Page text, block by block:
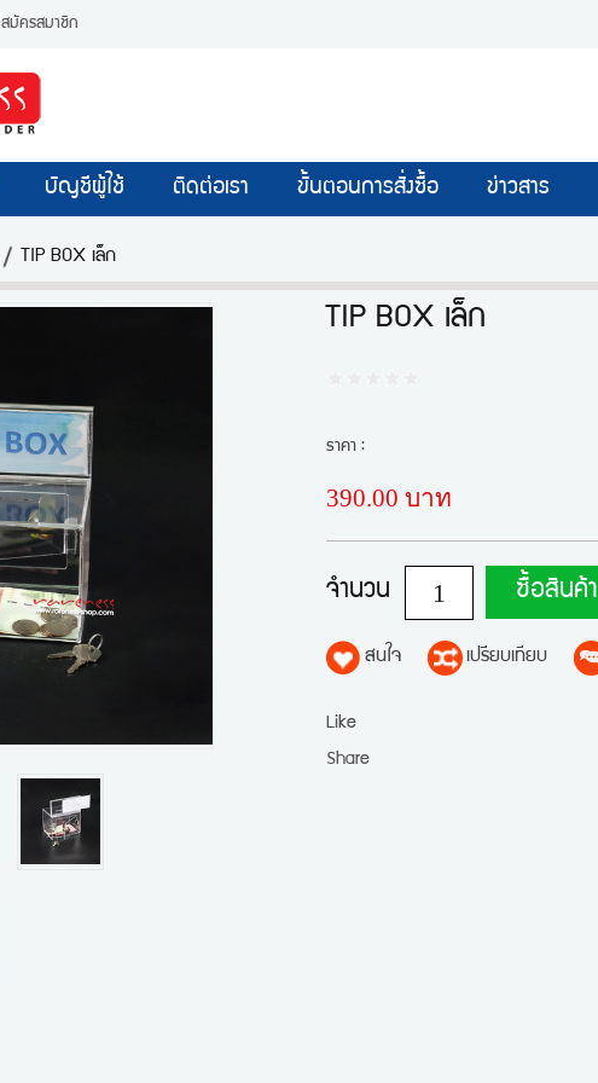
สมัครสมาชิก
บัญชีผู้ใช้ ติดต่อเรา ขั้นตอนการสั่งซื้อ ข่าวสาร
TIP BOX เล็ก
TIP BOX เล็ก
ราคา :
390.00 บาท
จำนวน ซื้อสินค้า
สนใจ เปรียบเทียบ
Like
Share